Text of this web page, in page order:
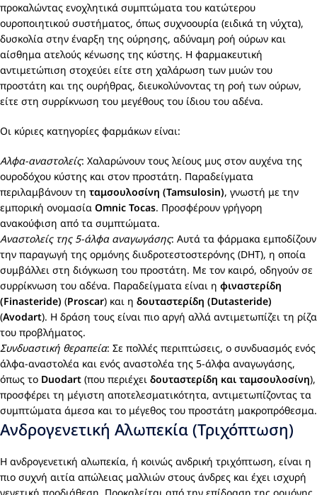
προκαλώντας ενοχλητικά συμπτώματα του κατώτερου
ουροποιητικού συστήματος, όπως συχνοουρία (ειδικά τη νύχτα),
δυσκολία στην έναρξη της ούρησης, αδύναμη ροή ούρων και
αίσθημα ατελούς κένωσης της κύστης. Η φαρμακευτική
αντιμετώπιση στοχεύει είτε στη χαλάρωση των μυών του
προστάτη και της ουρήθρας, διευκολύνοντας τη ροή των ούρων,
είτε στη συρρίκνωση του μεγέθους του ίδιου του αδένα.
Οι κύριες κατηγορίες φαρμάκων είναι:
Αλφα-αναστολείς: Χαλαρώνουν τους λείους μυς στον αυχένα της
ουροδόχου κύστης και στον προστάτη. Παραδείγματα
περιλαμβάνουν τη ταμσουλοσίνη (Tamsulosin), γνωστή με την
εμπορική ονομασία Omnic Tocas. Προσφέρουν γρήγορη
ανακούφιση από τα συμπτώματα.
Αναστολείς της 5-άλφα αναγωγάσης: Αυτά τα φάρμακα εμποδίζουν
την παραγωγή της ορμόνης διυδροτεστοστερόνης (DHT), η οποία
συμβάλλει στη διόγκωση του προστάτη. Με τον καιρό, οδηγούν σε
συρρίκνωση του αδένα. Παραδείγματα είναι η φιναστερίδη
(Finasteride) (Proscar) και η δουταστερίδη (Dutasteride)
(Avodart). Η δράση τους είναι πιο αργή αλλά αντιμετωπίζει τη ρίζα
του προβλήματος.
Συνδυαστική θεραπεία: Σε πολλές περιπτώσεις, ο συνδυασμός ενός
άλφα-αναστολέα και ενός αναστολέα της 5-άλφα αναγωγάσης,
όπως το Duodart (που περιέχει δουταστερίδη και ταμσουλοσίνη),
προσφέρει τη μέγιστη αποτελεσματικότητα, αντιμετωπίζοντας τα
συμπτώματα άμεσα και το μέγεθος του προστάτη μακροπρόθεσμα.
Ανδρογενετική Αλωπεκία (Τριχόπτωση)
Η ανδρογενετική αλωπεκία, ή κοινώς ανδρική τριχόπτωση, είναι η
πιο συχνή αιτία απώλειας μαλλιών στους άνδρες και έχει ισχυρή